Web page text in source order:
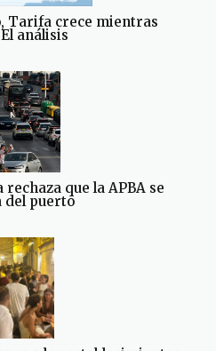
Tarifa crece mientras
análisis
que la APBA se
del puerto